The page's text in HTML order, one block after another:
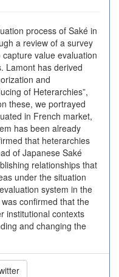
process of Saké in
a review of a survey
value evaluation
Lamont has derived
and
of Heterarchies”,
these, we portrayed
in French market,
has been already
that heterarchies
of Japanese Saké
relationships that
under the situation
system in the
confirmed that the
institutional contexts
and changing the